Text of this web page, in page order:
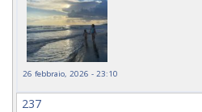
26 febbraio, 2026 - 23:10
237